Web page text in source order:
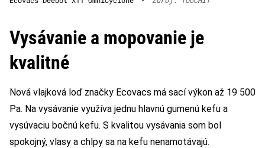
Vysávanie a mopovanie je
kvalitné
Nová vlajková loď značky Ecovacs má sací výkon až 19 500
Pa. Na vysávanie využíva jednu hlavnú gumenú kefu a
vysúvaciu bočnú kefu. S kvalitou vysávania som bol
spokojný, vlasy a chlpy sa na kefu nenamotávajú.